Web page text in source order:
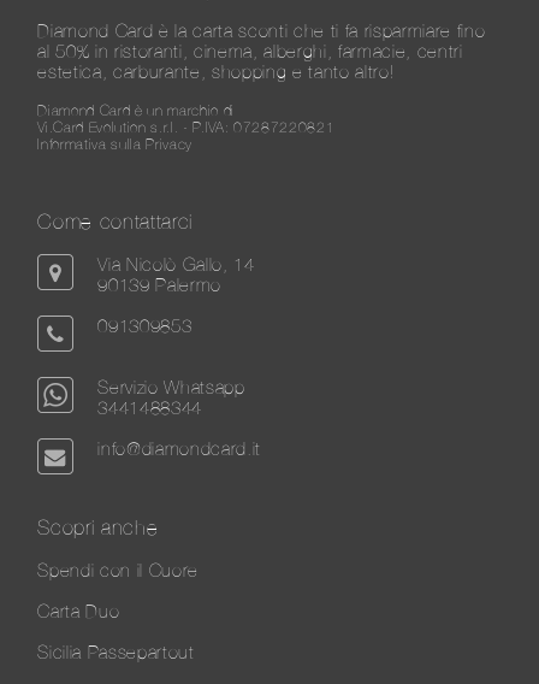
Diamond Card è la carta sconti che ti fa risparmiare fino
al 50% in ristoranti, cinema, alberghi, farmacie, centri
estetica, carburante, shopping e tanto altro!
Diamond Card è un marchio di
Vi.Card Evolution s.r.l. - P.IVA: 07287220821
Informativa sulla Privacy
Come contattarci
Via Nicolò Gallo, 14
90139 Palermo
091309853
Servizio Whatsapp
3441488344
info@diamondcard.it
Scopri anche
Spendi con il Cuore
Carta Duo
Sicilia Passepartout